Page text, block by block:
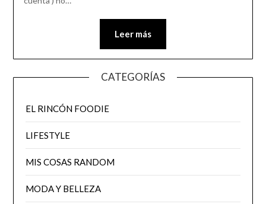
Leer más
CATEGORÍAS
EL RINCÓN FOODIE
LIFESTYLE
MIS COSAS RANDOM
MODA Y BELLEZA